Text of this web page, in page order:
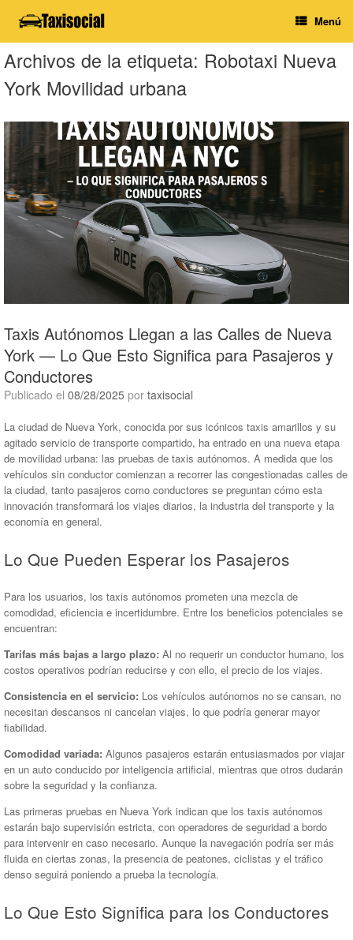
Menú
Archivos de la etiqueta: Robotaxi Nueva
York Movilidad urbana
Taxis Autónomos Llegan a las Calles de Nueva
York — Lo Que Esto Significa para Pasajeros y
Conductores
Publicado el 08/28/2025 por taxisocial
La ciudad de Nueva York, conocida por sus icónicos taxis amarillos y su
agitado servicio de transporte compartido, ha entrado en una nueva etapa
de movilidad urbana: las pruebas de taxis autónomos. A medida que los
vehículos sin conductor comienzan a recorrer las congestionadas calles de
la ciudad, tanto pasajeros como conductores se preguntan cómo esta
innovación transformará los viajes diarios, la industria del transporte y la
economía en general.
Lo Que Pueden Esperar los Pasajeros
Para los usuarios, los taxis autónomos prometen una mezcla de
comodidad, eficiencia e incertidumbre. Entre los beneficios potenciales se
encuentran:
Tarifas más bajas a largo plazo: Al no requerir un conductor humano, los
costos operativos podrían reducirse y con ello, el precio de los viajes.
Consistencia en el servicio: Los vehículos autónomos no se cansan, no
necesitan descansos ni cancelan viajes, lo que podría generar mayor
fiabilidad.
Comodidad variada: Algunos pasajeros estarán entusiasmados por viajar
en un auto conducido por inteligencia artificial, mientras que otros dudarán
sobre la seguridad y la confianza.
Las primeras pruebas en Nueva York indican que los taxis autónomos
estarán bajo supervisión estricta, con operadores de seguridad a bordo
para intervenir en caso necesario. Aunque la navegación podría ser más
fluida en ciertas zonas, la presencia de peatones, ciclistas y el tráfico
denso seguirá poniendo a prueba la tecnología.
Lo Que Esto Significa para los Conductores